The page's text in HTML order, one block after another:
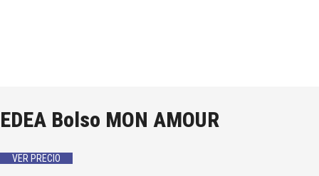
EDEA Bolso MON AMOUR
VER PRECIO